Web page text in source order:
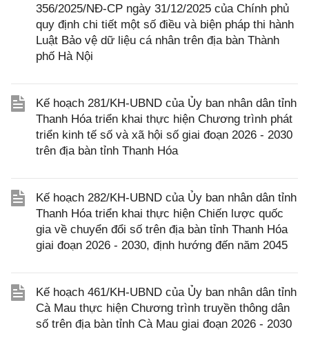
356/2025/NĐ-CP ngày 31/12/2025 của Chính phủ
quy định chi tiết một số điều và biện pháp thi hành
Luật Bảo vệ dữ liệu cá nhân trên địa bàn Thành
phố Hà Nội
Kế hoạch 281/KH-UBND của Ủy ban nhân dân tỉnh
Thanh Hóa triển khai thực hiện Chương trình phát
triển kinh tế số và xã hội số giai đoạn 2026 - 2030
trên địa bàn tỉnh Thanh Hóa
Kế hoạch 282/KH-UBND của Ủy ban nhân dân tỉnh
Thanh Hóa triển khai thực hiện Chiến lược quốc
gia về chuyển đổi số trên địa bàn tỉnh Thanh Hóa
giai đoạn 2026 - 2030, định hướng đến năm 2045
Kế hoạch 461/KH-UBND của Ủy ban nhân dân tỉnh
Cà Mau thực hiện Chương trình truyền thông dân
số trên địa bàn tỉnh Cà Mau giai đoạn 2026 - 2030